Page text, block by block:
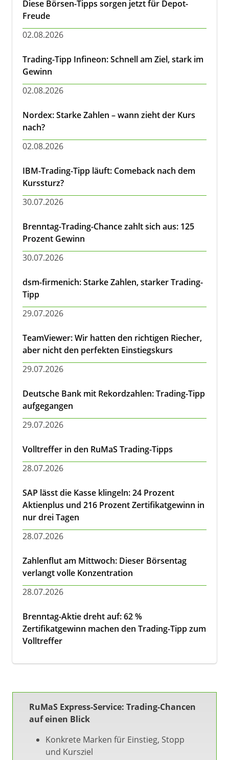
Diese Börsen-Tipps sorgen jetzt für Depot-
Freude
02.08.2026
Trading-Tipp Infineon: Schnell am Ziel, stark im
Gewinn
02.08.2026
Nordex: Starke Zahlen – wann zieht der Kurs
nach?
02.08.2026
IBM-Trading-Tipp läuft: Comeback nach dem
Kurssturz?
30.07.2026
Brenntag-Trading-Chance zahlt sich aus: 125
Prozent Gewinn
30.07.2026
dsm-firmenich: Starke Zahlen, starker Trading-
Tipp
29.07.2026
TeamViewer: Wir hatten den richtigen Riecher,
aber nicht den perfekten Einstiegskurs
29.07.2026
Deutsche Bank mit Rekordzahlen: Trading-Tipp
aufgegangen
29.07.2026
Volltreffer in den RuMaS Trading-Tipps
28.07.2026
SAP lässt die Kasse klingeln: 24 Prozent
Aktienplus und 216 Prozent Zertifikatgewinn in
nur drei Tagen
28.07.2026
Zahlenflut am Mittwoch: Dieser Börsentag
verlangt volle Konzentration
28.07.2026
Brenntag-Aktie dreht auf: 62 %
Zertifikatgewinn machen den Trading-Tipp zum
Volltreffer
RuMaS Express-Service: Trading-Chancen
auf einen Blick
Konkrete Marken für Einstieg, Stopp
und Kursziel